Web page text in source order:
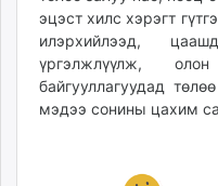
эцэст хилс хэрэгт
илэрхийлээд,
үргэлжлүүлж,
байгууллагуудад
мэдээ сонины цахим